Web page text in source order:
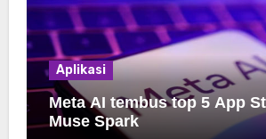
Aplikasi
Meta AI tembus top 5 App
Muse Spark